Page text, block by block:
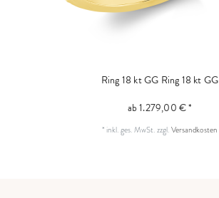
Ring 18 kt GG Ring 18 kt GG
ab 1.279,00 € *
* inkl. ges. MwSt.zzgl.Versandkosten